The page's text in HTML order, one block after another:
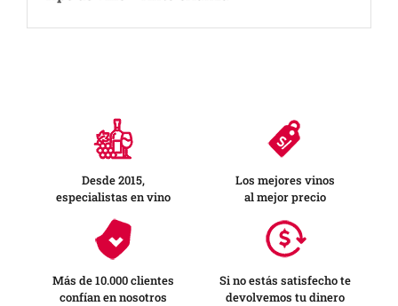
Desde 2015,
especialistas en vino
Los mejores vinos
al mejor precio
Más de 10.000 clientes
confían en nosotros
Si no estás satisfecho te
devolvemos tu dinero